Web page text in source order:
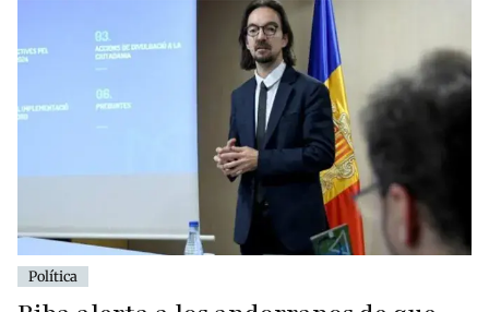
Política